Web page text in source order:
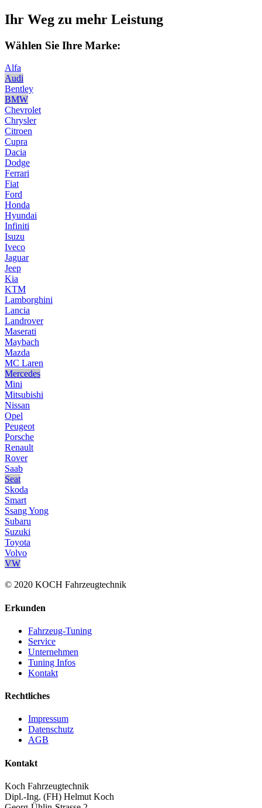
Ihr Weg zu mehr Leistung
Wählen Sie Ihre Marke:
Alfa
Audi
Bentley
BMW
Chevrolet
Chrysler
Citroen
Cupra
Dacia
Dodge
Ferrari
Fiat
Ford
Honda
Hyundai
Infiniti
Isuzu
Iveco
Jaguar
Jeep
Kia
KTM
Lamborghini
Lancia
Landrover
Maserati
Maybach
Mazda
MC Laren
Mercedes
Mini
Mitsubishi
Nissan
Opel
Peugeot
Porsche
Renault
Rover
Saab
Seat
Skoda
Smart
Ssang Yong
Subaru
Suzuki
Toyota
Volvo
VW
© 2020 KOCH Fahrzeugtechnik
Erkunden
Fahrzeug-Tuning
Service
Unternehmen
Tuning Infos
Kontakt
Rechtliches
Impressum
Datenschutz
AGB
Kontakt
Koch Fahrzeugtechnik
Dipl.-Ing. (FH) Helmut Koch